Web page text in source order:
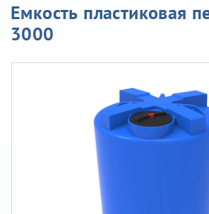
Емкость пластиковая
3000